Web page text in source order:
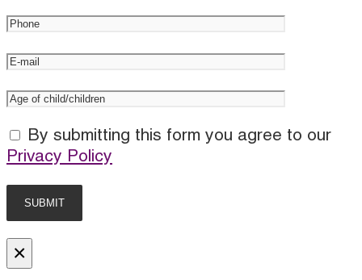
By submitting this form you agree to our
Privacy Policy
×